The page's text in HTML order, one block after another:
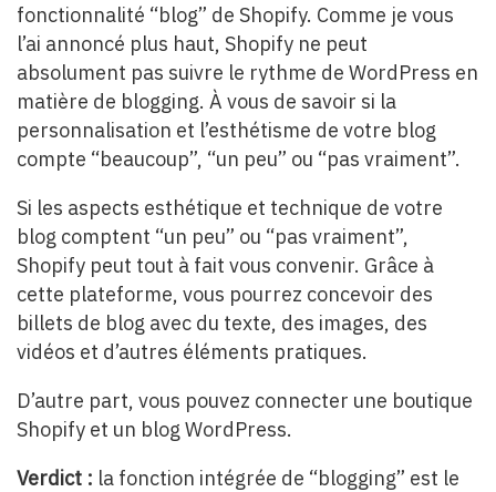
fonctionnalité “blog” de Shopify. Comme je vous
l’ai annoncé plus haut, Shopify ne peut
absolument pas suivre le rythme de WordPress en
matière de blogging. À vous de savoir si la
personnalisation et l’esthétisme de votre blog
compte “beaucoup”, “un peu” ou “pas vraiment”.
Si les aspects esthétique et technique de votre
blog comptent “un peu” ou “pas vraiment”,
Shopify peut tout à fait vous convenir. Grâce à
cette plateforme, vous pourrez concevoir des
billets de blog avec du texte, des images, des
vidéos et d’autres éléments pratiques.
D’autre part, vous pouvez connecter une boutique
Shopify et un blog WordPress.
Verdict : la fonction intégrée de “blogging” est le